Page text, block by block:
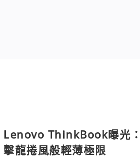
Lenovo ThinkBook曝光
擊龍捲風般輕薄極限